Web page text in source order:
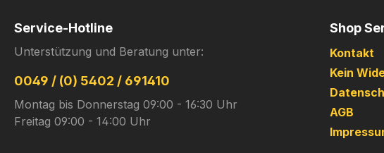
Service-Hotline
Unterstützung und Beratung unter:
0049 / (0) 5402 / 691410
Montag bis Donnerstag 09:00 - 16:30 Uhr
Freitag 09:00 - 14:00 Uhr
Shop
Kontakt
Kein
AGB